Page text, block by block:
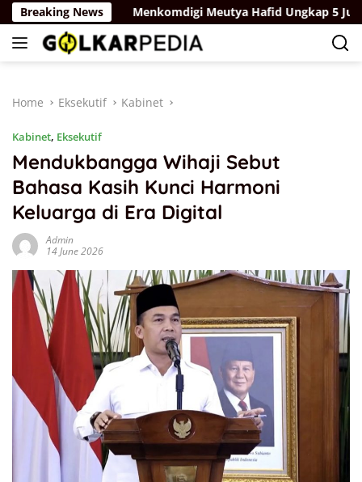
Skip
to
content
Breaking NewsMenkomdigi Meutya Hafid Ungkap 5 Juta
Home Eksekutif Kabinet
Kabinet, Eksekutif
Mendukbangga Wihaji Sebut
Bahasa Kasih Kunci Harmoni
Keluarga di Era Digital
Admin
14 June 2026